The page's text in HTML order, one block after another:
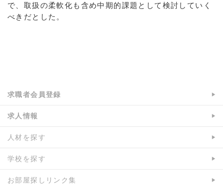
で、取扱の柔軟化も含め中期的課題として検討していく
べきだとした。
求職者会員登録
求人情報
人材を探す
学校を探す
お部屋探しリンク集